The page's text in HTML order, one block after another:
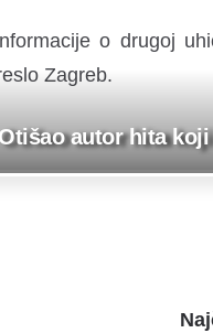
o drugoj
Zagreb.
autor hita